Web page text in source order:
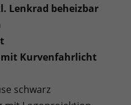
Lenkrad beheizbar
mit Kurvenfahrlicht
schwarz